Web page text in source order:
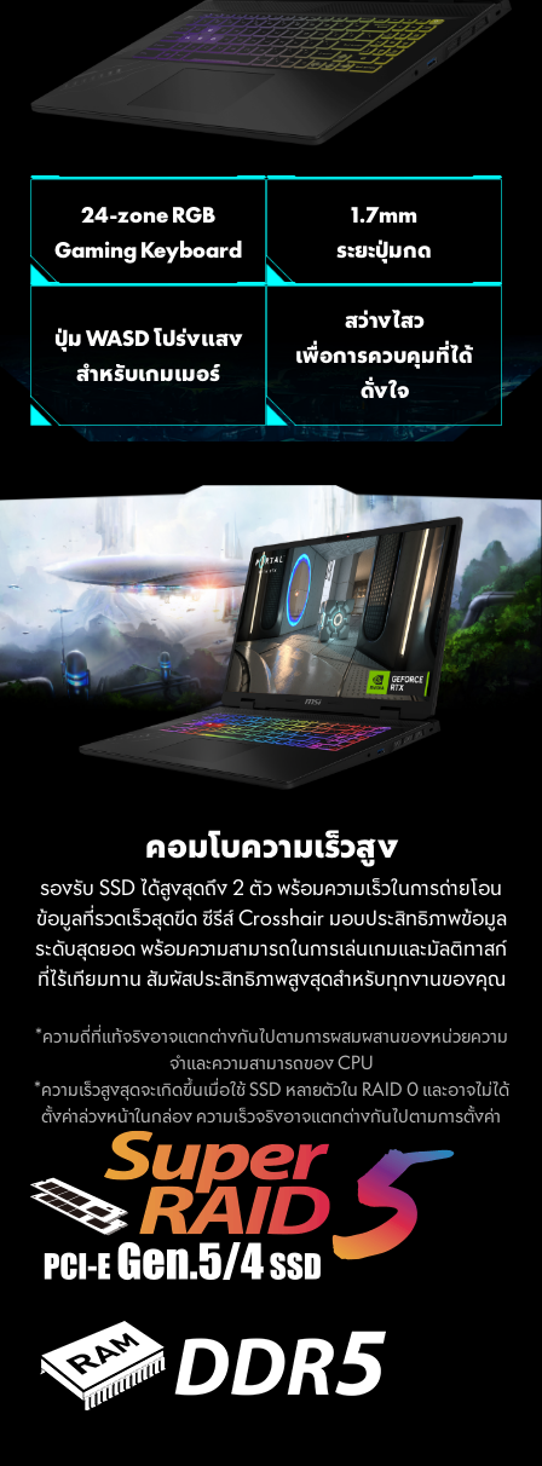
24-zone RGB
Gaming Keyboard
1.7mm
ระยะปุ่มกด
ปุ่ม WASD โปร่งแสง
สำหรับเกมเมอร์
สว่างไสว
เพื่อการควบคุมที่ได้
ดั่งใจ
คอมโบความเร็วสูง
รองรับ SSD ได้สูงสุดถึง 2 ตัว พร้อมความเร็วในการถ่ายโอน
ข้อมูลที่รวดเร็วสุดขีด ซีรีส์ Crosshair มอบประสิทธิภาพข้อมูล
ระดับสุดยอด พร้อมความสามารถในการเล่นเกมและมัลติทาสก์
ที่ไร้เทียมทาน สัมผัสประสิทธิภาพสูงสุดสำหรับทุกงานของคุณ
*ความถี่ที่แท้จริงอาจแตกต่างกันไปตามการผสมผสานของหน่วยความ
จำและความสามารถของ CPU
*ความเร็วสูงสุดจะเกิดขึ้นเมื่อใช้ SSD หลายตัวใน RAID 0 และอาจไม่ได้
ตั้งค่าล่วงหน้าในกล่อง ความเร็วจริงอาจแตกต่างกันไปตามการตั้งค่า